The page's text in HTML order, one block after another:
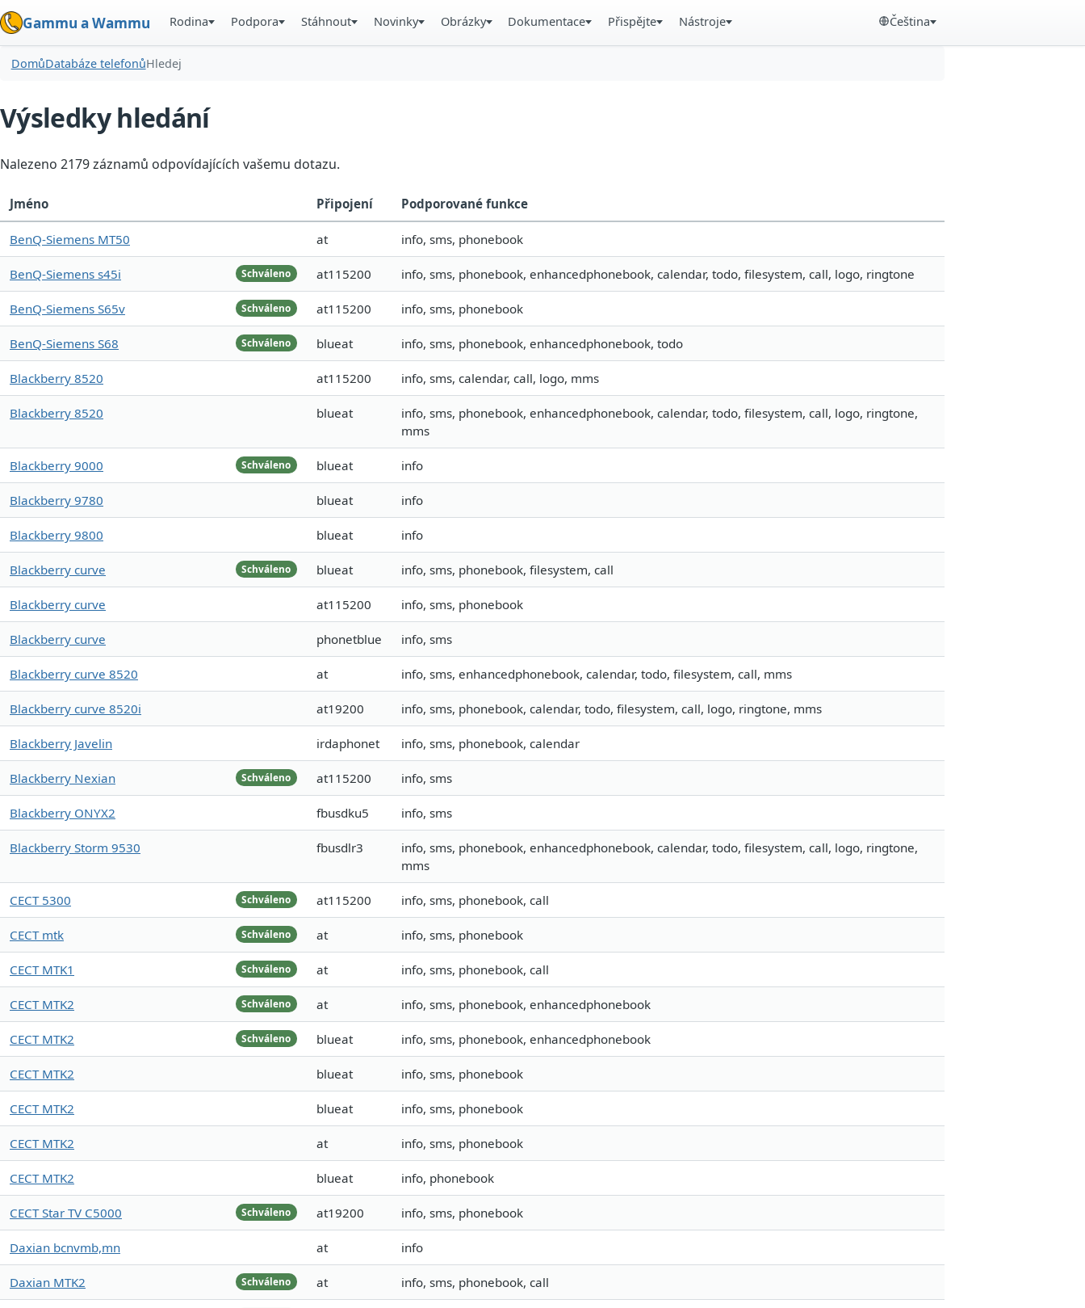
Gammu a Wammu Rodina Podpora Stáhnout Novinky Obrázky Dokumentace Přispějte Nástroje Čeština
DomůDatabáze telefonůHledej
Výsledky hledání
Nalezeno 2179 záznamů odpovídajících vašemu dotazu.
Jméno Připojení Podporované funkce
BenQ-Siemens MT50 at info, sms, phonebook
Schváleno
BenQ-Siemens s45i at115200 info, sms, phonebook, enhancedphonebook, calendar, todo, filesystem, call, logo, ringtone
Schváleno
BenQ-Siemens S65v at115200 info, sms, phonebook
Schváleno
BenQ-Siemens S68 blueat info, sms, phonebook, enhancedphonebook, todo
Blackberry 8520 at115200 info, sms, calendar, call, logo, mms
Blackberry 8520 blueat
info, sms, phonebook, enhancedphonebook, calendar, todo, filesystem, call, logo, ringtone,
mms
Schváleno
Blackberry 9000 blueat info
Blackberry 9780 blueat info
Blackberry 9800 blueat info
Schváleno
Blackberry curve blueat info, sms, phonebook, filesystem, call
Blackberry curve at115200 info, sms, phonebook
Blackberry curve phonetblue info, sms
Blackberry curve 8520 at info, sms, enhancedphonebook, calendar, todo, filesystem, call, mms
Blackberry curve 8520i at19200 info, sms, phonebook, calendar, todo, filesystem, call, logo, ringtone, mms
Blackberry Javelin irdaphonet info, sms, phonebook, calendar
Schváleno
Blackberry Nexian at115200 info, sms
Blackberry ONYX2 fbusdku5 info, sms
Blackberry Storm 9530 fbusdlr3
info, sms, phonebook, enhancedphonebook, calendar, todo, filesystem, call, logo, ringtone,
mms
Schváleno
CECT 5300 at115200 info, sms, phonebook, call
Schváleno
CECT mtk at info, sms, phonebook
Schváleno
CECT MTK1 at info, sms, phonebook, call
Schváleno
CECT MTK2 at info, sms, phonebook, enhancedphonebook
Schváleno
CECT MTK2 blueat info, sms, phonebook, enhancedphonebook
CECT MTK2 blueat info, sms, phonebook
CECT MTK2 blueat info, sms, phonebook
CECT MTK2 at info, sms, phonebook
CECT MTK2 blueat info, phonebook
Schváleno
CECT Star TV C5000 at19200 info, sms, phonebook
Daxian bcnvmb,mn at info
Schváleno
Daxian MTK2 at info, sms, phonebook, call